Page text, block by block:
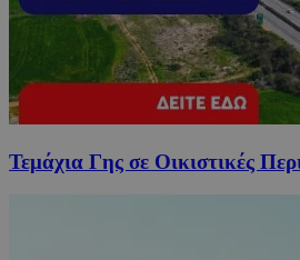
Τεμάχια Γης σε Οικιστικές